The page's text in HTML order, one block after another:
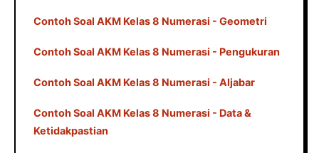
Contoh Soal AKM Kelas 8 Numerasi - Geometri
Contoh Soal AKM Kelas 8 Numerasi - Pengukuran
Contoh Soal AKM Kelas 8 Numerasi - Aljabar
Contoh Soal AKM Kelas 8 Numerasi - Data &
Ketidakpastian